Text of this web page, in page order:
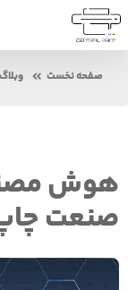
صفحه نخست وبلاگ
هوش
صنعت